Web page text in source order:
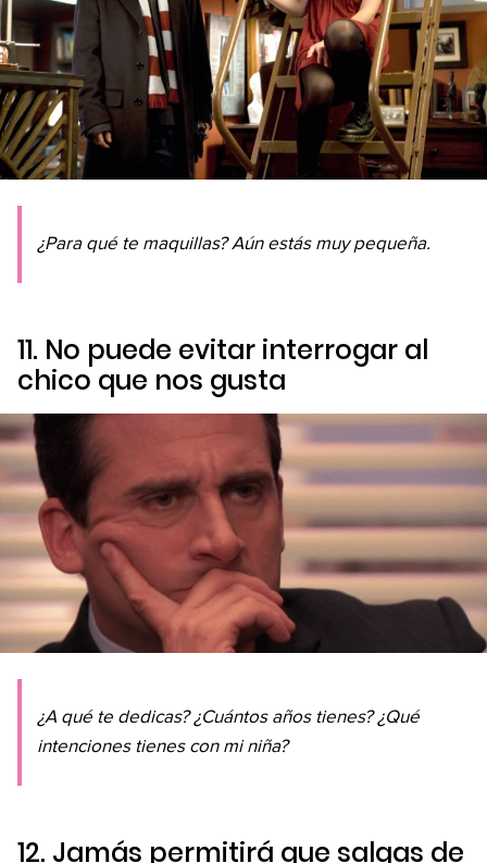
¿Para qué te maquillas? Aún estás muy pequeña.
11. No puede evitar interrogar al
chico que nos gusta
¿A qué te dedicas? ¿Cuántos años tienes? ¿Qué
intenciones tienes con mi niña?
12. Jamás permitirá que salgas de